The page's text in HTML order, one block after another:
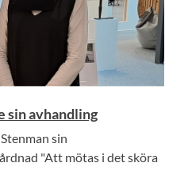
sin avhandling
sin
"Att mötas i det sköra